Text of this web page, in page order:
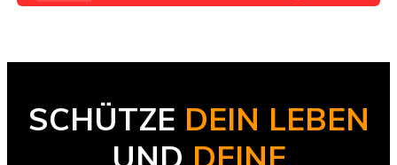
SCHÜTZE DEIN LEBEN
UND DEINE